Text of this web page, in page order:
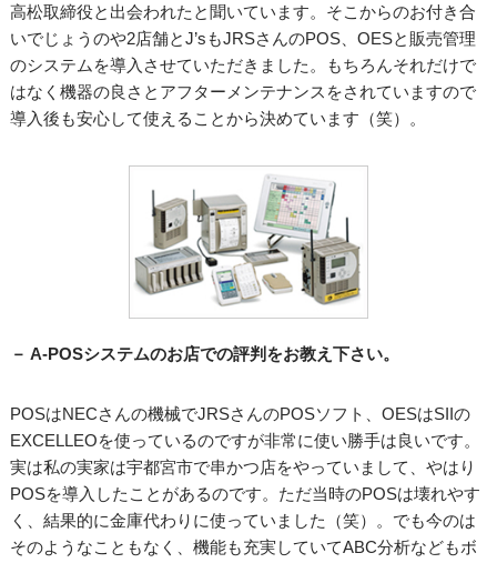
高松取締役と出会われたと聞いています。そこからのお付き合
いでじょうのや2店舗とJ’sもJRSさんのPOS、OESと販売管理
のシステムを導入させていただきました。もちろんそれだけで
はなく機器の良さとアフターメンテナンスをされていますので
導入後も安心して使えることから決めています（笑）。
－ A-POSシステムのお店での評判をお教え下さい。
POSはNECさんの機械でJRSさんのPOSソフト、OESはSIIの
EXCELLEOを使っているのですが非常に使い勝手は良いです。
実は私の実家は宇都宮市で串かつ店をやっていまして、やはり
POSを導入したことがあるのです。ただ当時のPOSは壊れやす
く、結果的に金庫代わりに使っていました（笑）。でも今のは
そのようなこともなく、機能も充実していてABC分析などもボ